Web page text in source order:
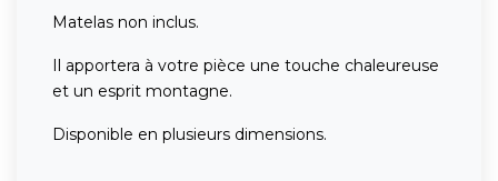
Matelas non inclus.
Il apportera à votre pièce une touche chaleureuse
et un esprit montagne.
Disponible en plusieurs dimensions.